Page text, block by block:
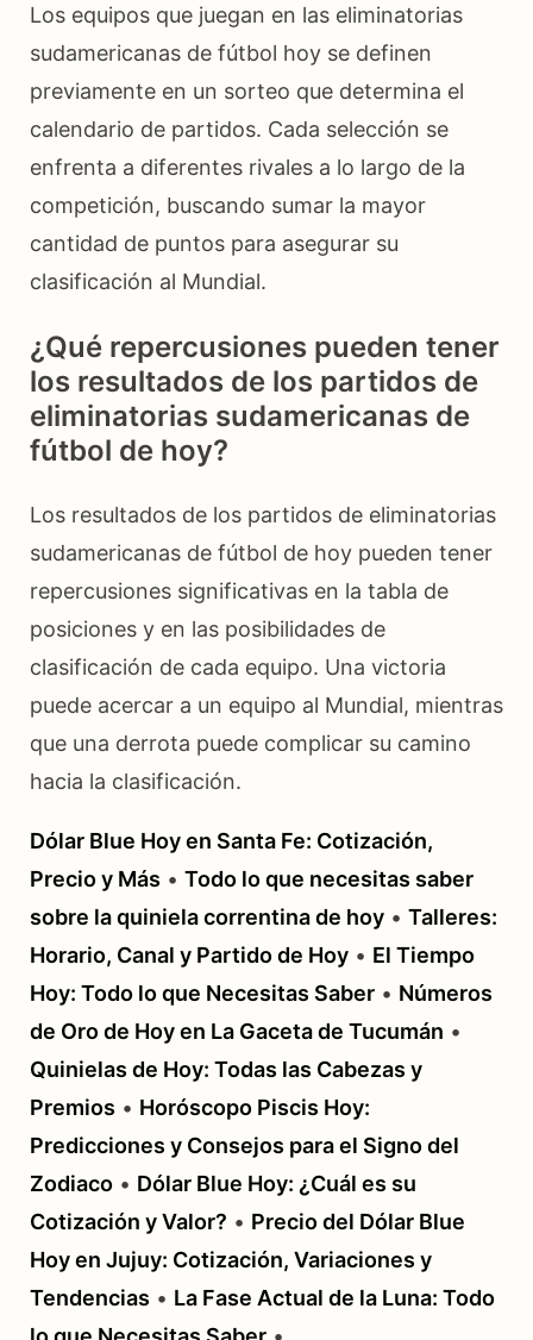
Los equipos que juegan en las eliminatorias
sudamericanas de fútbol hoy se definen
previamente en un sorteo que determina el
calendario de partidos. Cada selección se
enfrenta a diferentes rivales a lo largo de la
competición, buscando sumar la mayor
cantidad de puntos para asegurar su
clasificación al Mundial.
¿Qué repercusiones pueden tener
los resultados de los partidos de
eliminatorias sudamericanas de
fútbol de hoy?
Los resultados de los partidos de eliminatorias
sudamericanas de fútbol de hoy pueden tener
repercusiones significativas en la tabla de
posiciones y en las posibilidades de
clasificación de cada equipo. Una victoria
puede acercar a un equipo al Mundial, mientras
que una derrota puede complicar su camino
hacia la clasificación.
Dólar Blue Hoy en Santa Fe: Cotización,
Precio y Más • Todo lo que necesitas saber
sobre la quiniela correntina de hoy • Talleres:
Horario, Canal y Partido de Hoy • El Tiempo
Hoy: Todo lo que Necesitas Saber • Números
de Oro de Hoy en La Gaceta de Tucumán •
Quinielas de Hoy: Todas las Cabezas y
Premios • Horóscopo Piscis Hoy:
Predicciones y Consejos para el Signo del
Zodiaco • Dólar Blue Hoy: ¿Cuál es su
Cotización y Valor? • Precio del Dólar Blue
Hoy en Jujuy: Cotización, Variaciones y
Tendencias • La Fase Actual de la Luna: Todo